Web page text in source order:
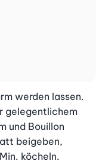
werden lassen.
gelegentlichem
und Bouillon
beigeben,
köcheln.